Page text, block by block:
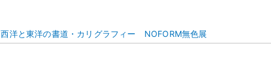
西洋と東洋の書道・カリグラフィー NOFORM無色展